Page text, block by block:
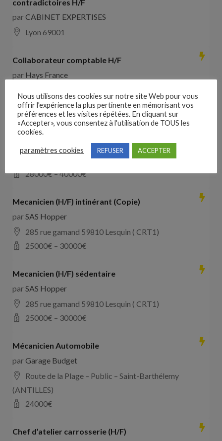
contradictoires H/F
parCABINET EXPERTISES
Lyon 69001
Collaborateur comptable H/F
par Hays France
Comducteur poids lourd avec expérience dans les
travaux publics
les landes de cassentin RD910
28000€ –40000€
Mecanicien (H/F) intinérant (Copie)
parSAS Hopper
285 rue gamand 59810 Lesquin ( CRT1)
25000€ – 30000€
Mecanicien (H/F) sédentaire
parSAS Hopper
285 rue gamand 59810 Lesquin ( CRT1)
25000€ – 30000€
Mécanicien Automobile
parGarage Budget
Route de la Plage – Public – Saint-Barthélemy
(ANTILLES)
24000€
Chef d’atelier carrosserie (H/F)
Nous utilisons des cookies sur notre site Web pour vous
offrir l'expérience la plus pertinente en mémorisant vos
préférences et les visites répétées. En cliquant sur
«Accepter», vous consentez à l'utilisation de TOUS les
cookies.
paramètres cookies REFUSER ACCEPTER